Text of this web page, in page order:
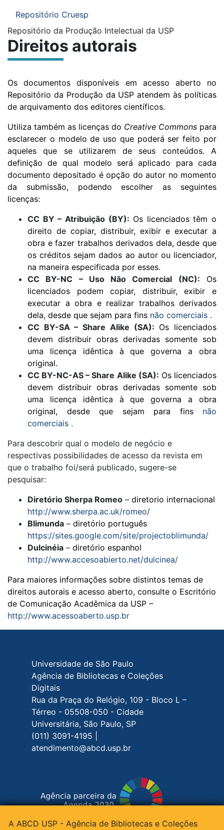
Repositório Cruesp
Submenu:
Repositório da Produção Intelectual da USP
Direitos autorais
Os documentos disponíveis em acesso aberto no
Repositório da Produção da USP atendem às políticas
de arquivamento dos editores científicos.
Utiliza também as licenças do Creative Commons para
esclarecer o modelo de uso que poderá ser feito por
aqueles que se utilizarem de seus conteúdos. A
definição de qual modelo será aplicado para cada
documento depositado é opção do autor no momento
da submissão, podendo escolher as seguintes
licenças:
CC BY – Atribuição (BY): Os licenciados têm o
direito de copiar, distribuir, exibir e executar a
obra e fazer trabalhos derivados dela, desde que
os créditos sejam dados ao autor ou licenciador,
na maneira especificada por esses.
CC BY-NC – Uso Não Comercial (NC):
Os
licenciados podem copiar, distribuir, exibir e
executar a obra e realizar trabalhos derivados
dela, desde que sejam para fins não comerciais .
CC BY-SA – Share Alike (SA): Os licenciados
devem distribuir obras derivadas somente sob
uma licença idêntica à que governa a obra
original.
CC BY-NC-AS – Share Alike (SA): Os licenciados
devem distribuir obras derivadas somente sob
uma licença idêntica à que governa a obra
original, desde que sejam para fins
não
comerciais .
Para descobrir qual o modelo de negócio e
respectivas possibilidades de acesso da revista em
que o trabalho foi/será publicado, sugere-se
pesquisar:
Diretório Sherpa Romeo – diretorio internacional
http://www.sherpa.ac.uk/romeo/
Blimunda – diretório português
https://sites.google.com/site/projectoblimunda/
Dulcinéia – diretório espanhol
http://www.accesoabierto.net/dulcinea/
Para maiores informações sobre distintos temas de
direitos autorais e acesso aberto, consulte o Escritório
de Comunicação Acadêmica da USP –
http://www.acessoaberto.usp.br
Rodapé do site
Universidade de São Paulo
Agência de Bibliotecas e Coleções
Digitais
Rua da Praça do Relógio, 109 - Bloco L –
Térreo - 05508-050 - Cidade
Universitária, São Paulo, SP
(011) 3091-4195 |
atendimento@abcd.usp.br
A ABCD USP - Agência de Bibliotecas e Coleções